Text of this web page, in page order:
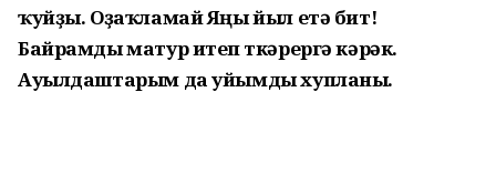
ҡуйҙы. Оҙаҡламай Яңы йыл етә бит!
Байрамды матур итеп үткәрергә кәрәк.
Ауылдаштарым да уйымды хупланы.